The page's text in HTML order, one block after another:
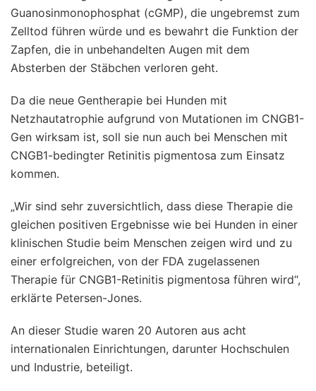
Guanosinmonophosphat (cGMP), die ungebremst zum
Zelltod führen würde und es bewahrt die Funktion der
Zapfen, die in unbehandelten Augen mit dem
Absterben der Stäbchen verloren geht.
Da die neue Gentherapie bei Hunden mit
Netzhautatrophie aufgrund von Mutationen im CNGB1-
Gen wirksam ist, soll sie nun auch bei Menschen mit
CNGB1-bedingter Retinitis pigmentosa zum Einsatz
kommen.
„Wir sind sehr zuversichtlich, dass diese Therapie die
gleichen positiven Ergebnisse wie bei Hunden in einer
klinischen Studie beim Menschen zeigen wird und zu
einer erfolgreichen, von der FDA zugelassenen
Therapie für CNGB1-Retinitis pigmentosa führen wird“,
erklärte Petersen-Jones.
An dieser Studie waren 20 Autoren aus acht
internationalen Einrichtungen, darunter Hochschulen
und Industrie, beteiligt.